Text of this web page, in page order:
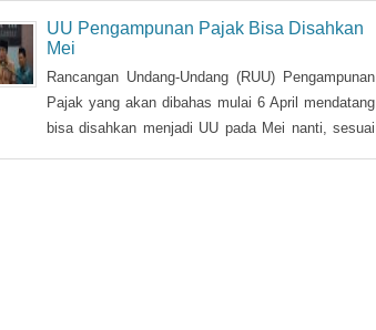
UU Pengampunan Pajak Bisa Disahkan
Mei
Rancangan Undang-Undang (RUU) Pengampunan
Pajak yang akan dibahas mulai 6 April mendatang
bisa disahkan menjadi UU pada Mei nanti, sesuai